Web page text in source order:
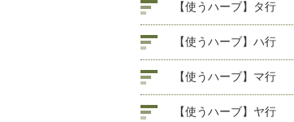
【使うハーブ】タ行
【使うハーブ】ハ行
【使うハーブ】マ行
【使うハーブ】ヤ行